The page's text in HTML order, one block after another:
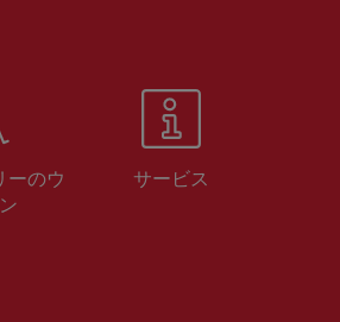
ーのウ
サービス